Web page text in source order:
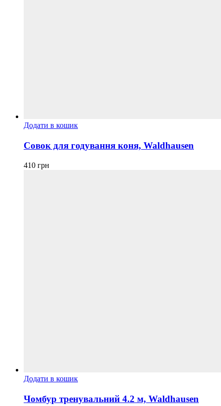
Додати в кошик
Совок для годування коня, Waldhausen
410 грн
Додати в кошик
Чомбур тренувальний 4.2 м, Waldhausen